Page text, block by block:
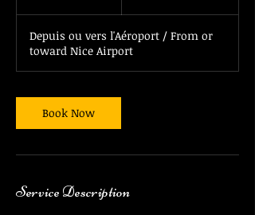
i
n
Depuis ou vers l'Aéroport / From or
toward Nice Airport
Book Now
Service Description